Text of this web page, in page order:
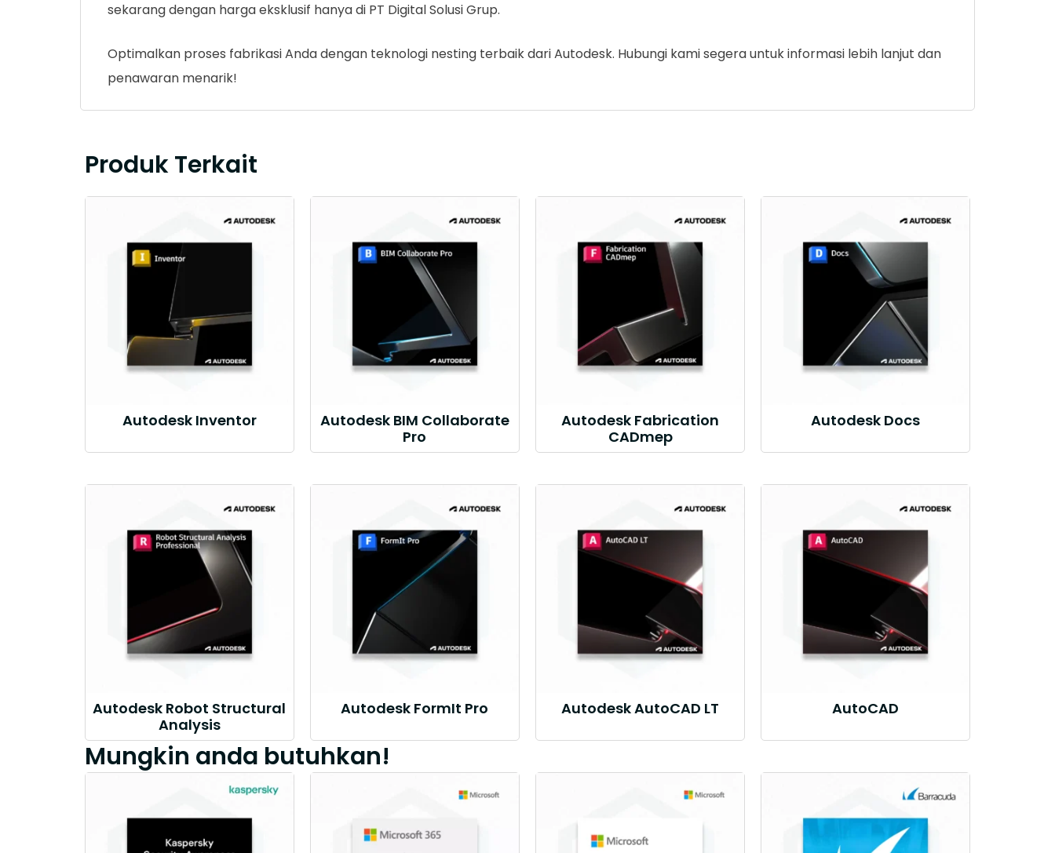
sekarang dengan harga eksklusif hanya di PT Digital Solusi Grup.
Optimalkan proses fabrikasi Anda dengan teknologi nesting terbaik dari Autodesk. Hubungi kami segera untuk informasi lebih lanjut dan
penawaran menarik!
Produk Terkait
Autodesk Inventor
Autodesk BIM Collaborate
Pro
Autodesk Fabrication
CADmep
Autodesk Docs
Autodesk Robot Structural
Analysis
Autodesk FormIt Pro Autodesk AutoCAD LT AutoCAD
Mungkin anda butuhkan!